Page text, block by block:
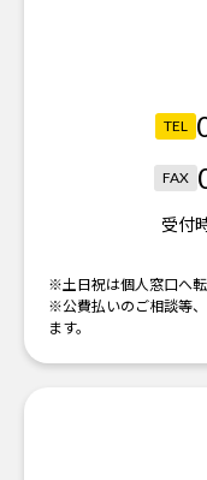
TEL
FAX
受付
※土日祝は個人窓口へ転
※公費払いのご相談等
ます。